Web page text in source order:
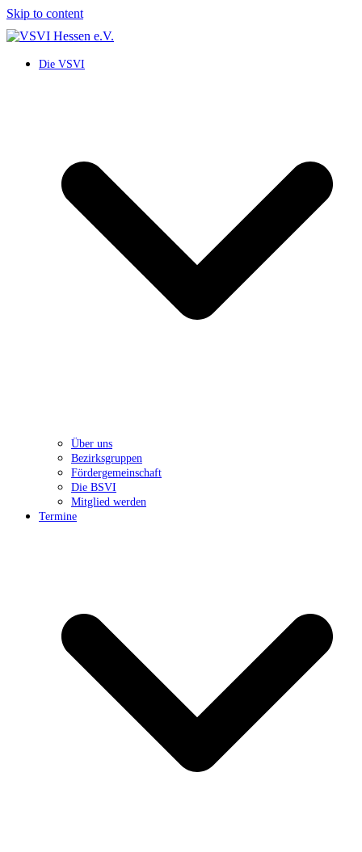
Skip to content
Die VSVI
Über uns
Bezirksgruppen
Fördergemeinschaft
Die BSVI
Mitglied werden
Termine